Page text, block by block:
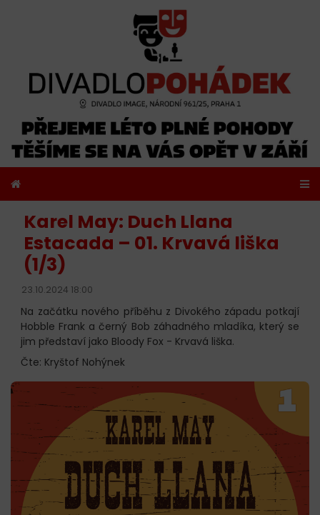
Karel May: Duch Llana
Estacada – 01. Krvavá liška
(1/3)
23.10.2024 18:00
Na začátku nového příběhu z Divokého západu potkají
Hobble Frank a černý Bob záhadného mladíka, který se
jim představí jako Bloody Fox - Krvavá liška.
Čte: Kryštof Nohýnek